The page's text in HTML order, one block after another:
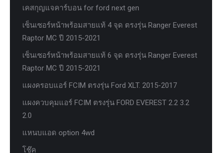
เคสกุญแจคาร์บอน for ford next gen
เซ็นเซอร์หน้าพร้อมสายแท้ 4 จุด ตรงรุ่น Ranger Everest
Raptor MC ปี 2015-2021
เซ็นเซอร์หน้าพร้อมสายแท้ 6 จุด ตรงรุ่น Ranger Everest
Raptor MC ปี 2015-2021
แผงครอบแอร์ FCIM ตรงรุ่น Ford XLT. 2015-2017
แผงควบคุมแอร์ FCIM ตรงรุ่น FORD EVEREST 2.2 3.2
2.0
แหนบแอด option 4wd
โช๊ค